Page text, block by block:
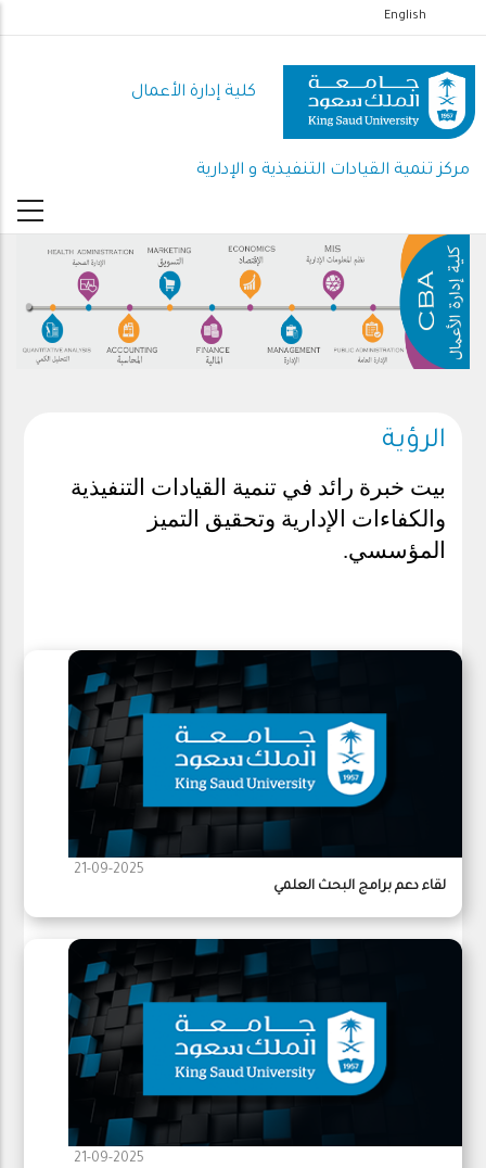
إلى
المحتوى
الرئيسي
English
كلية إدارة الأعمال
مركز تنمية القيادات التنفيذية و الإدارية
الرؤية
بيت خبرة رائد في تنمية القيادات التنفيذية
والكفاءات الإدارية وتحقيق التميز
المؤسسي.
21-09-2025
لقاء دعم برامج البحث العلمي
21-09-2025